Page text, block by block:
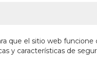
que el sitio web
y características de